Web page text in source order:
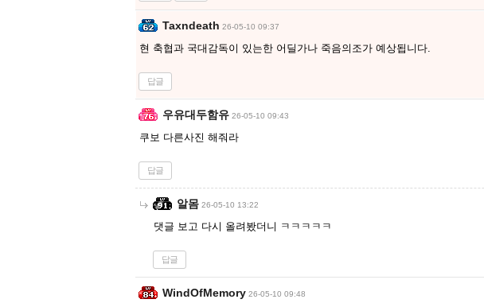
Taxndeath 26-05-10 09:37
현 축협과 국대감독이 있는한 어딜가나 죽음의조가 예상됩니다.
답글
우유대두함유 26-05-10 09:43
쿠보 다른사진 해줘라
답글
알몸 26-05-10 13:22
댓글 보고 다시 올려봤더니 ㅋㅋㅋㅋㅋ
답글
WindOfMemory 26-05-10 09:48